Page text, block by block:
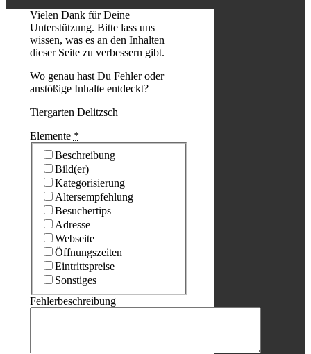
Vielen Dank für Deine
Unterstützung. Bitte lass uns
wissen, was es an den Inhalten
dieser Seite zu verbessern gibt.
Wo genau hast Du Fehler oder
anstößige Inhalte entdeckt?
Tiergarten Delitzsch
Elemente *
Beschreibung
Bild(er)
Kategorisierung
Altersempfehlung
Besuchertips
Adresse
Webseite
Öffnungszeiten
Eintrittspreise
Sonstiges
Fehlerbeschreibung